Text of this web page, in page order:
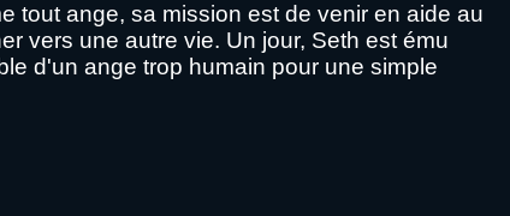
tout ange, sa mission est de venir en aide au
vers une autre vie. Un jour, Seth est ému
d'un ange trop humain pour une simple